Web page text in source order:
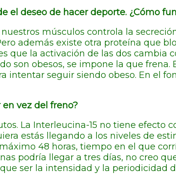
deseo de hacer deporte. ¿Cómo
músculos controla la
además existe otra proteína que
que la activación de las dos cambia
son obesos, se impone la que
intentar seguir siendo obeso. En el
vez del freno?
La Interleucina-15 no tiene efecto
estás llegando a los niveles de
48 horas, tiempo en el que
podría llegar a tres días, no creo
ser la intensidad y la periodicidad